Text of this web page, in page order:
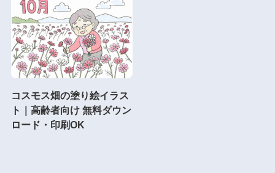
コスモス畑の塗り絵イラス
ト｜高齢者向け 無料ダウン
ロード・印刷OK